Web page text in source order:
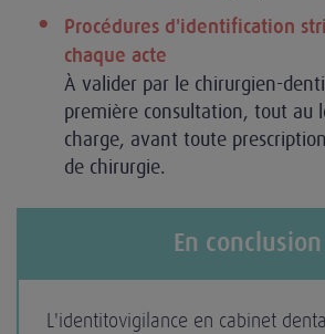
Procédures d'identification
chaque acte
À valider par le chirurgien-
première consultation, tout au
charge, avant toute
de chirurgie.
En conclusion
L'identitovigilance en cabinet